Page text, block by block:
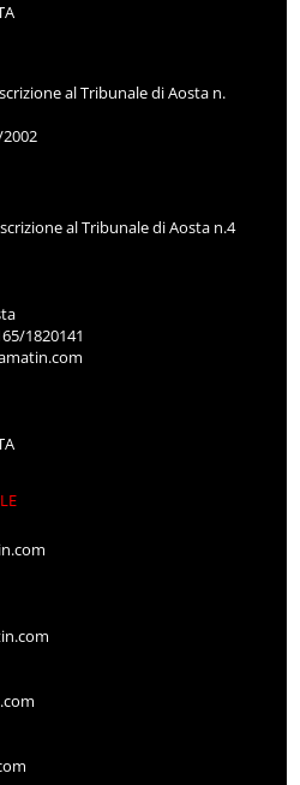
al Tribunale di Aosta n.
al Tribunale di Aosta n.4
1820141